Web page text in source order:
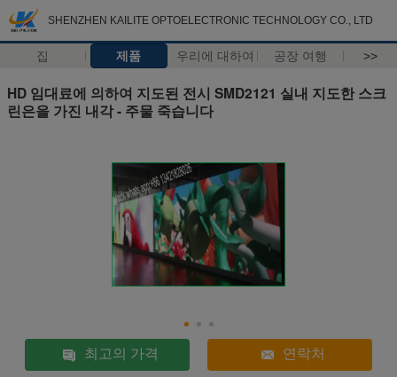
SHENZHEN KAILITE OPTOELECTRONIC TECHNOLOGY CO., LTD
집 제품 우리에 대하여 공장 여행 >>
HD 임대료에 의하여 지도된 전시 SMD2121 실내 지도한 스크
린은을 가진 내각 - 주물 죽습니다
최고의 가격 연락처